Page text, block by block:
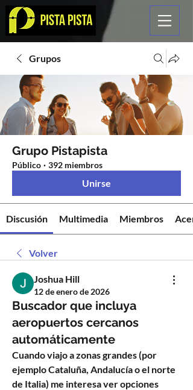
Grupos
Grupo Pistapista
Público · 392 miembros
Unirse
Discusión Multimedia Miembros
Volver
Joshua Hill
12 de enero de 2026
Buscador que incluya
aeropuertos cercanos
automáticamente
Cuando viajo a zonas grandes (por
ejemplo Cataluña, Andalucía o el norte
de Italia) me interesa ver opciones